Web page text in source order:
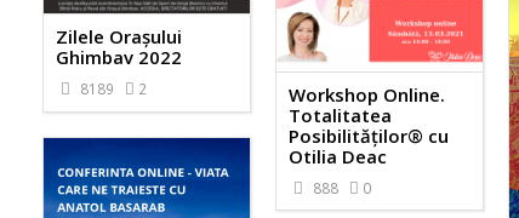
Zilele Orașului
Ghimbav 2022
8189 2
Workshop Online.
Totalitatea
Posibilităților® cu
Otilia Deac
888 0